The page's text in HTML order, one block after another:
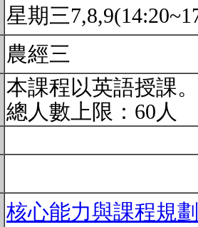
星期三
農經三
本課程以英語授課。
總人數上限：60人
核心能力與課程規